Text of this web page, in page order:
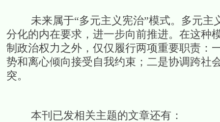
未来属于“多元主义宪治”模式。多元主
分化的内在要求，进一步向前推进。在这种
制政治权力之外，仅仅履行两项重要职责：
势和离心倾向接受自我约束；二是协调跨社
突。
本刊已发相关主题的文章还有：